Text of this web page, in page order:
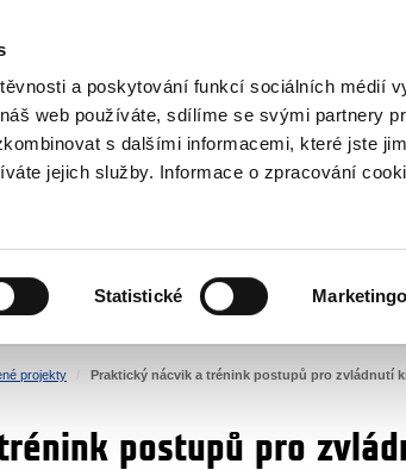
a poskytování funkcí sociálních médií
web používáte, sdílíme se svými partnery
s dalšími informacemi, které jste
jejich služby. Informace o zpracování
Statistické
PRÁVA SPRAVEDLNOST
projekty
Praktický nácvik a trénink postupů pro zvládnutí
postupů pro